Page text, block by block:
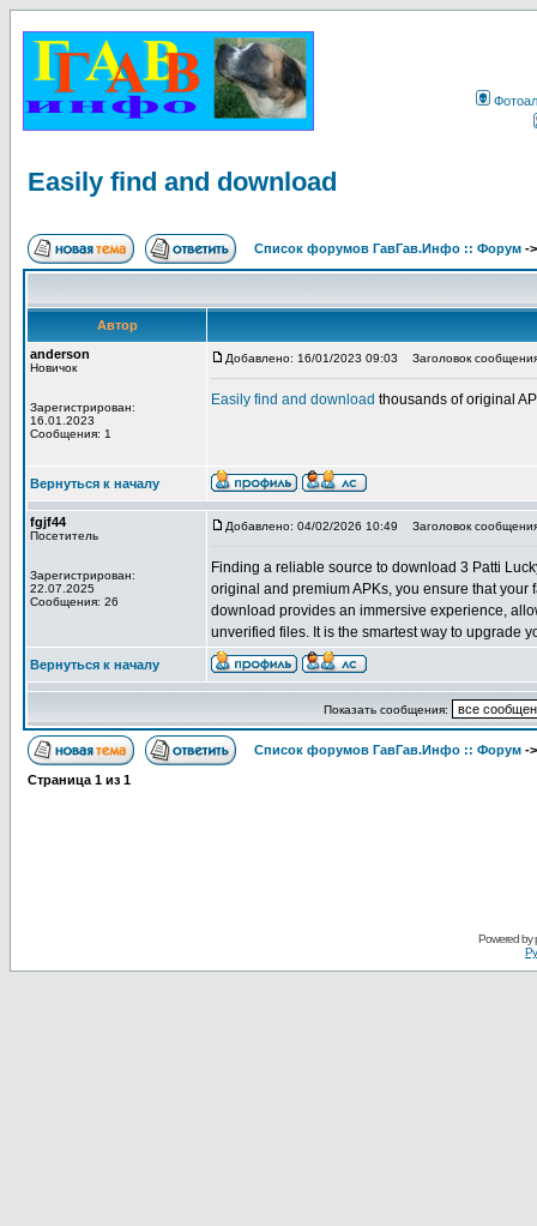
Easily find and download
Список форумов ГавГав.Инфо :: Форум -
Автор
anderson
Новичок
Зарегистрирован:
16.01.2023
Сообщения: 1
Добавлено: 16/01/2023 09:03 Заголовок
Easily find and download thousands of original
Вернуться к началу
fgjf44
Посетитель
Зарегистрирован:
22.07.2025
Сообщения: 26
Добавлено: 04/02/2026 10:49 Заголовок
Finding a reliable source to download 3 Patti
original and premium APKs, you ensure that
download provides an immersive experience,
unverified files. It is the smartest way to upgrade
Вернуться к началу
Показать сообщения:
Список форумов ГавГав.Инфо :: Форум -
Страница 1 из 1
Powered by